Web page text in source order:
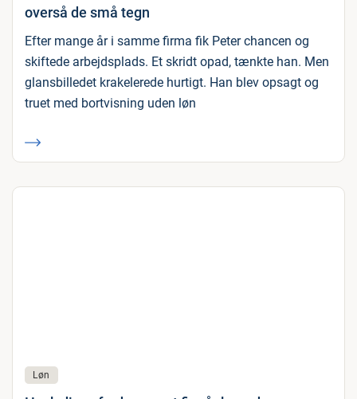
overså de små tegn
Efter mange år i samme firma fik Peter chancen og
skiftede arbejdsplads. Et skridt opad, tænkte han. Men
glansbilledet krakelerede hurtigt. Han blev opsagt og
truet med bortvisning uden løn
Løn